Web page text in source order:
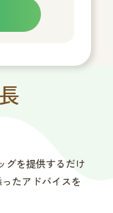
グを提供するだけ
たアドバイスを